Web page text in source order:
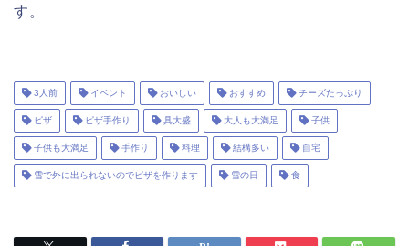
す。
3人前 イベント おいしい おすすめ チーズたっぷり
ピザ ピザ手作り 具大盛 大人も大満足 子供
子供も大満足 手作り 料理 結構多い 自宅
雪で外に出られないのでピザを作ります 雪の日 食